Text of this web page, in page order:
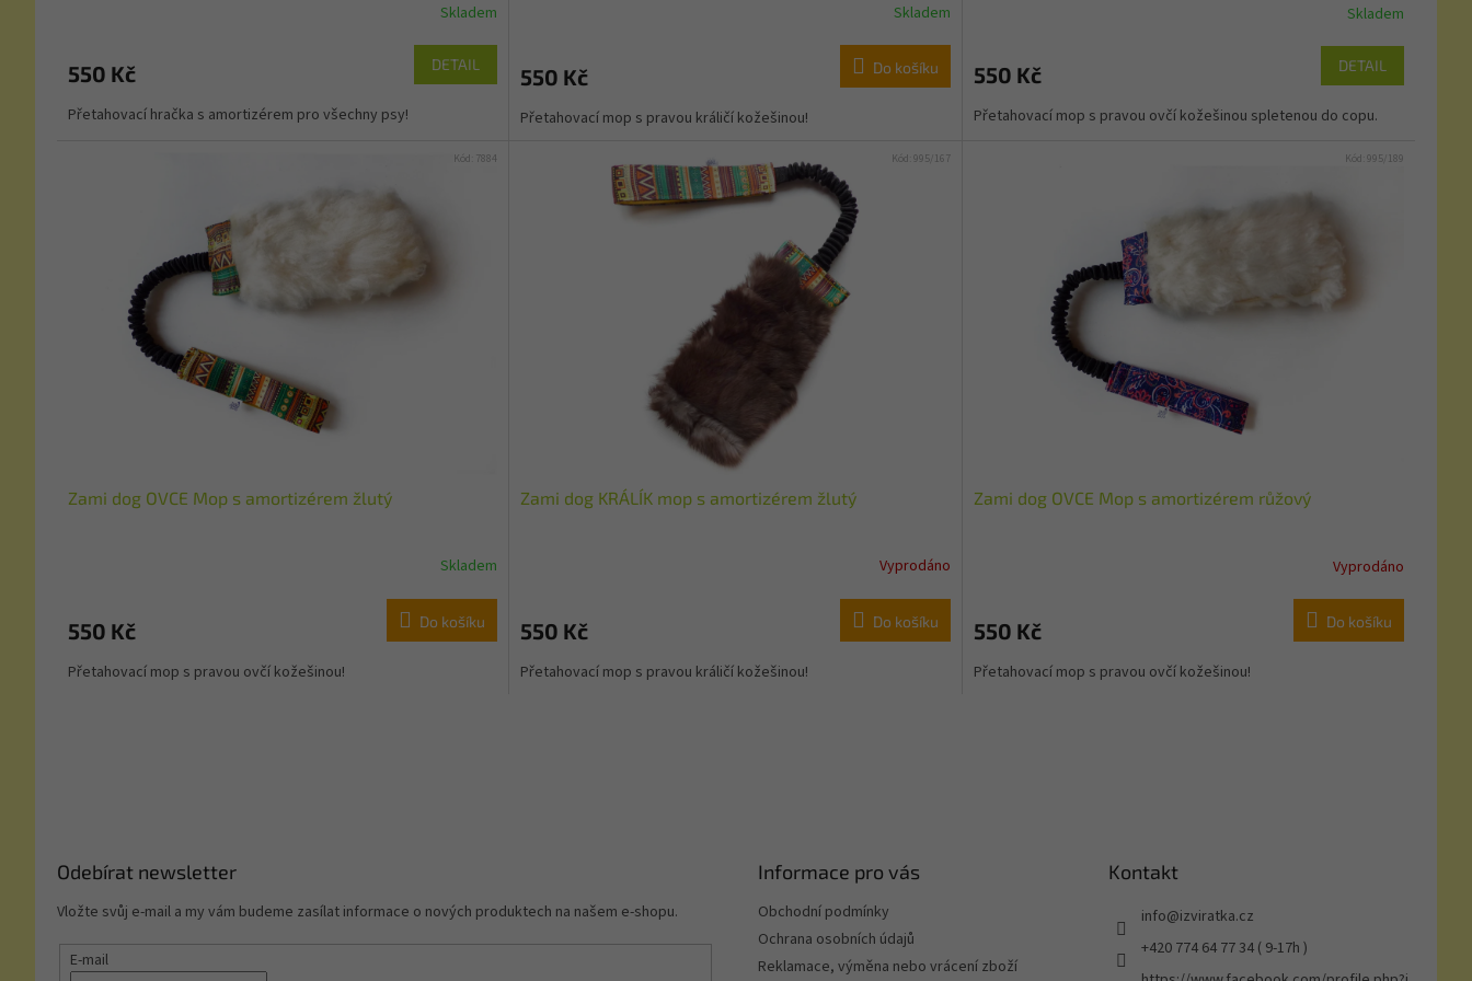
Skladem
550 Kč DETAIL
Přetahovací hračka s amortizérem pro všechny psy!
Skladem
550 Kč Do košíku
Přetahovací mop s pravou králičí kožešinou!
Skladem
550 Kč DETAIL
Přetahovací mop s pravou ovčí kožešinou spletenou do copu.
Zami dog OVCE Mop s amortizérem žlutý
Skladem
550 Kč Do košíku
Přetahovací mop s pravou ovčí kožešinou!
Kód: 7884
Zami dog KRÁLÍK mop s amortizérem žlutý
Vyprodáno
550 Kč Do košíku
Přetahovací mop s pravou králičí kožešinou!
Kód: 995/167
Zami dog OVCE Mop s amortizérem růžový
Vyprodáno
550 Kč Do košíku
Přetahovací mop s pravou ovčí kožešinou!
Kód: 995/189
Odebírat newsletter
Vložte svůj e-mail a my vám budeme zasílat informace o nových produktech na našem e-shopu.
E-mail
Informace pro vás
Obchodní podmínky
Ochrana osobních údajů
Reklamace, výměna nebo vrácení zboží
Kontakt
info@izviratka.cz
+420 774 64 77 34 ( 9-17h )